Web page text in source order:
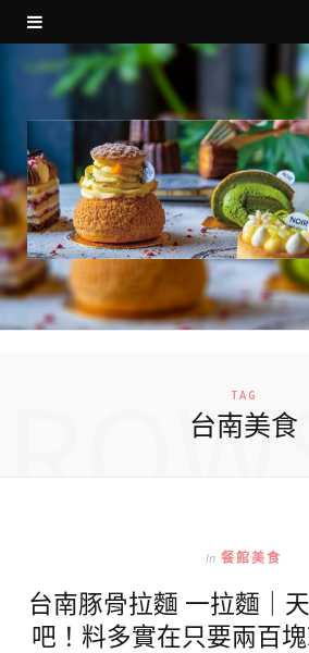
TAG
台南美食
In 餐館美食
台南豚骨拉麵 一拉麵｜
吧！料多實在只要兩百